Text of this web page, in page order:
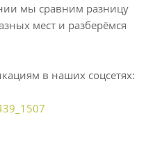
мы сравним разницу
мест и разберёмся
в наших соцсетях: